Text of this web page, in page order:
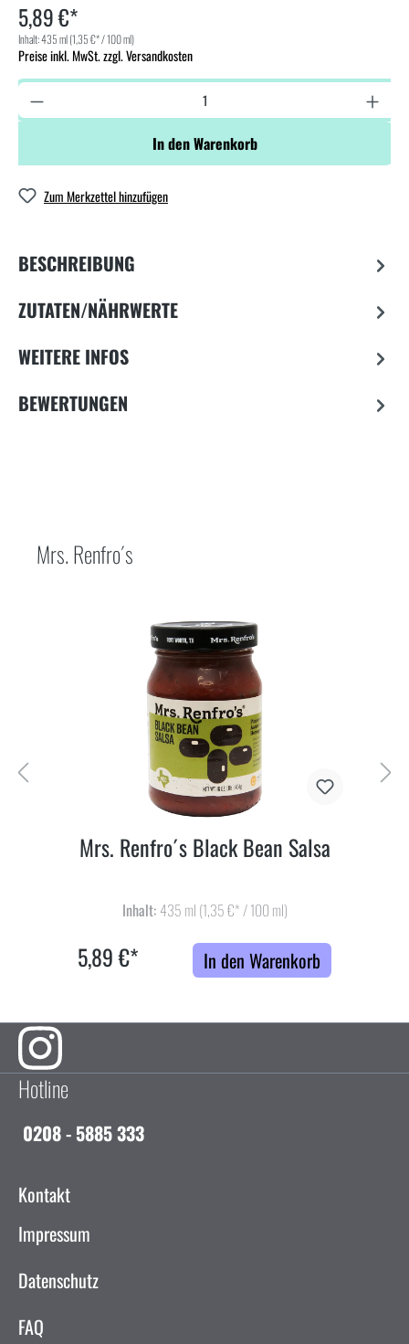
5,89 €*
Inhalt:435 ml(1,35 €* / 100 ml)
Preise inkl. MwSt. zzgl. Versandkosten
In den Warenkorb
Zum Merkzettel hinzufügen
BESCHREIBUNG
ZUTATEN/NÄHRWERTE
WEITERE INFOS
BEWERTUNGEN
Mrs. Renfro´s
Mrs. Renfro´s Black Bean Salsa
Inhalt: 435 ml (1,35 €* / 100 ml)
5,89 €* In den Warenkorb
Hotline
0208 - 5885 333
Kontakt
Impressum
Datenschutz
FAQ